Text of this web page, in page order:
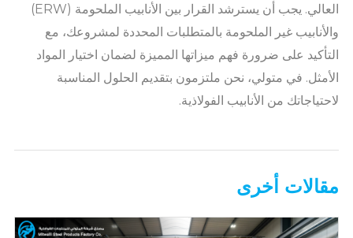
العالي. يجب أن يسترشد القرار بين الأنابيب الملحومة (ERW)
والأنابيب غير الملحومة بالمتطلبات المحددة لمشروعك، مع
التأكيد على ضرورة فهم ميزاتها المميزة لضمان اختيار المواد
الأمثل. في متولي، نحن ملتزمون بتقديم الحلول المناسبة
لاحتياجاتك من الأنابيب الفولاذية.
مقالات أخرى